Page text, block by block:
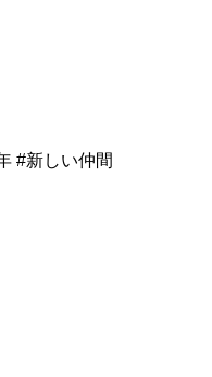
#新しい仲間